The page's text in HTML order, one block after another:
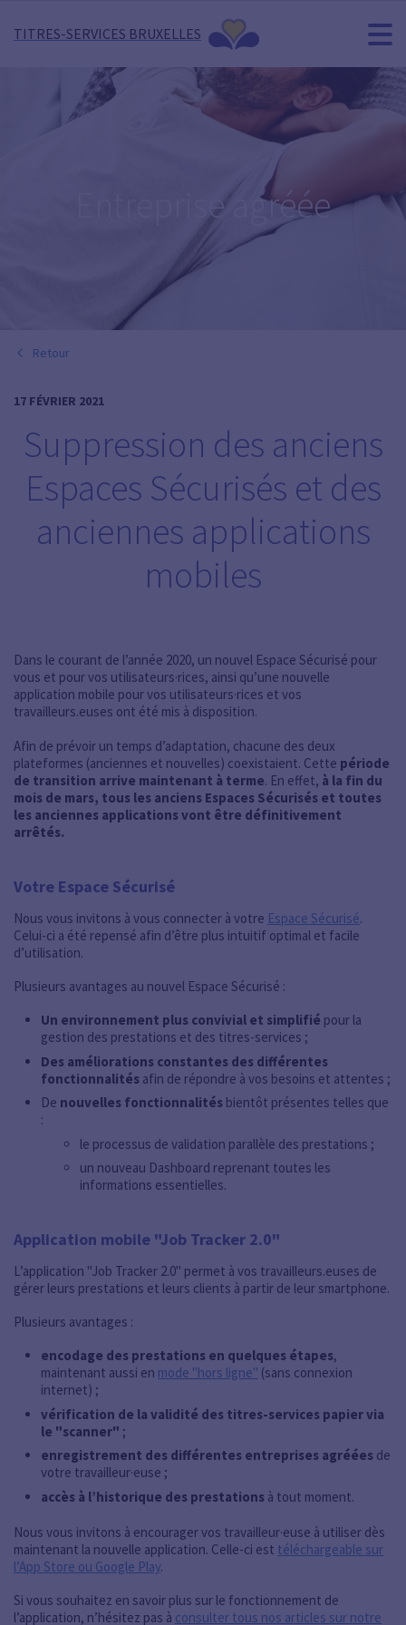
TITRES-SERVICES BRUXELLES
Entreprise agréée
Retour
17 FÉVRIER 2021
Suppression des anciens
Espaces Sécurisés et des
anciennes applications
mobiles
Dans le courant de l’année 2020, un nouvel Espace Sécurisé pour
vous et pour vos utilisateurs·rices, ainsi qu’une nouvelle
application mobile pour vos utilisateurs·rices et vos
travailleurs.euses ont été mis à disposition.
Afin de prévoir un temps d’adaptation, chacune des deux
plateformes (anciennes et nouvelles) coexistaient. Cette période
de transition arrive maintenant à terme. En effet, à la fin du
mois de mars, tous les anciens Espaces Sécurisés et toutes
les anciennes applications vont être définitivement
arrêtés.
Votre Espace Sécurisé
Nous vous invitons à vous connecter à votre Espace Sécurisé.
Celui-ci a été repensé afin d’être plus intuitif optimal et facile
d’utilisation.
Plusieurs avantages au nouvel Espace Sécurisé :
Un environnement plus convivial et simplifié pour la
gestion des prestations et des titres-services ;
Des améliorations constantes des différentes
fonctionnalités afin de répondre à vos besoins et attentes ;
De nouvelles fonctionnalités bientôt présentes telles que
:
le processus de validation parallèle des prestations ;
un nouveau Dashboard reprenant toutes les
informations essentielles.
Application mobile "Job Tracker 2.0"
L’application "Job Tracker 2.0" permet à vos travailleurs.euses de
gérer leurs prestations et leurs clients à partir de leur smartphone.
Plusieurs avantages :
encodage des prestations en quelques étapes,
maintenant aussi en mode "hors ligne" (sans connexion
internet) ;
vérification de la validité des titres-services papier via
le "scanner" ;
enregistrement des différentes entreprises agréées de
votre travailleur·euse ;
accès à l’historique des prestations à tout moment.
Nous vous invitons à encourager vos travailleur·euse à utiliser dès
maintenant la nouvelle application. Celle-ci est téléchargeable sur
l’App Store ou Google Play.
Si vous souhaitez en savoir plus sur le fonctionnement de
l’application, n’hésitez pas à consulter tous nos articles sur notre